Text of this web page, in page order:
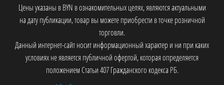
Цены указаны в BYN в ознакомительных целях, являются актуальными
на дату публикации, товар вы можете приобрести в точке розничной
торговли.
Данный интернет-сайт носит информационный характер и ни при каких
условиях не является публичной офертой, которая определяется
положением Статьи 407 Гражданского кодекса РБ.